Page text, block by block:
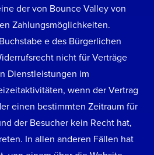
der von Bounce Valley von
Zahlungsmöglichkeiten.
e des Bürgerlichen
nicht für Verträge
Dienstleistungen im
wenn der Vertrag
einen bestimmten Zeitraum für
der Besucher kein Recht hat,
In allen anderen Fällen hat